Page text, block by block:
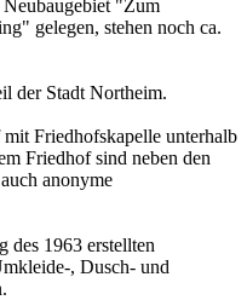
Neubaugebiet "Zum
gelegen, stehen noch ca.
der Stadt Northeim.
Friedhofskapelle unterhalb
Friedhof sind neben den
anonyme
des 1963 erstellten
, Dusch- und